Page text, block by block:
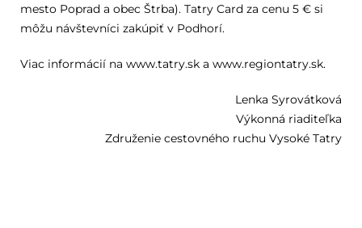
mesto Poprad a obec Štrba). Tatry Card za cenu 5 € si
môžu návštevníci zakúpiť v Podhorí.
Viac informácií na www.tatry.sk a www.regiontatry.sk.
Lenka Syrovátková
Výkonná riaditeľka
Združenie cestovného ruchu Vysoké Tatry